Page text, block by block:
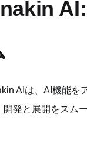
AIは、AI機能を
開発と展開をスム